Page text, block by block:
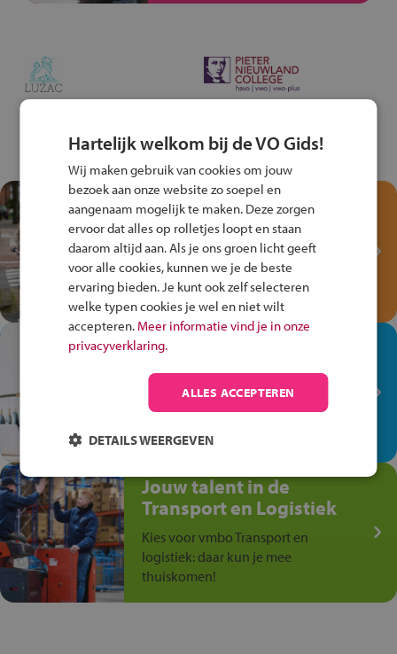
Test je kennis met het
Fiets Veilig
Verkeersspel!
Speel het Fiets Veilig Verkeersspel
en win een Cortina-fiets!
In de winkel ben je op je
plek!
Ontdek via het vmbo jouw talent
op de winkelvloer, waar elke dag
anders is!
Jouw talent in de
Transport en Logistiek
Kies voor vmbo Transport en
logistiek: daar kun je mee
thuiskomen!
Hartelijk welkom bij de VO Gids!
Wij maken gebruik van cookies om jouw
bezoek aan onze website zo soepel en
aangenaam mogelijk te maken. Deze zorgen
ervoor dat alles op rolletjes loopt en staan
daarom altijd aan. Als je ons groen licht geeft
voor alle cookies, kunnen we je de beste
ervaring bieden. Je kunt ook zelf selecteren
welke typen cookies je wel en niet wilt
accepteren. Meer informatie vind je in onze
privacyverklaring.
ALLES ACCEPTEREN
DETAILS WEERGEVEN